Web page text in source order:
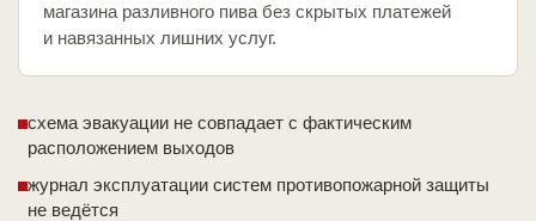
магазина разливного пива без скрытых платежей
и навязанных лишних услуг.
схема эвакуации не совпадает с фактическим
расположением выходов
журнал эксплуатации систем противопожарной защиты
не ведётся